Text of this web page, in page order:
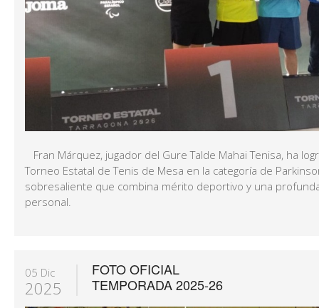
Fran Márquez, jugador del Gure Talde Mahai Tenisa, ha
Torneo Estatal de Tenis de Mesa en la categoría de
sobresaliente que combina mérito deportivo y una
personal.
05 Dic
2025
FOTO OFICIAL
TEMPORADA 2025-26